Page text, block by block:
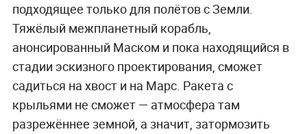
подходящее только для полётов с Земли.
Тяжёлый межпланетный корабль,
анонсированный Маском и пока находящийся в
стадии эскизного проектирования, сможет
садиться на хвост и на Марс. Ракета с
крыльями не сможет — атмосфера там
разрежённее земной, а значит, затормозить